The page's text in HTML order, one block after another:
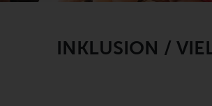
INKLUSION /